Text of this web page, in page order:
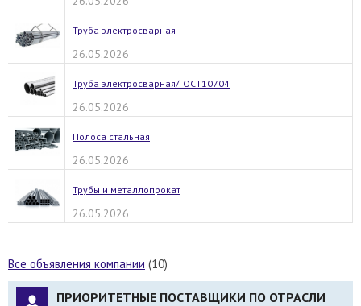
Труба электросварная
26.05.2026
Труба электросварная/ГОСТ10704
26.05.2026
Полоса стальная
26.05.2026
Трубы и металлопрокат
26.05.2026
Все объявления компании (10)
ПРИОРИТЕТНЫЕ ПОСТАВЩИКИ ПО ОТРАСЛИ